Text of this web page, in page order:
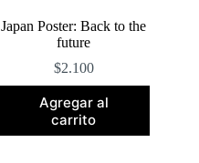
Japan Poster: Back to the
future
$2.100
Agregar al
carrito